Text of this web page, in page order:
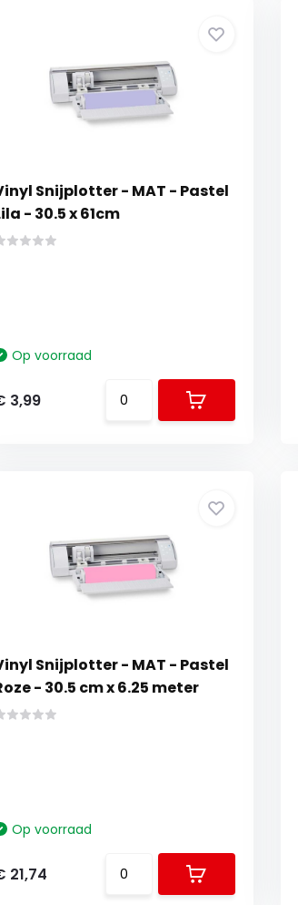
Snijplotter - MAT - Pastel
- 30.5 x 61cm
Op voorraad
3,99
Snijplotter - MAT - Pastel
- 30.5 cm x 6.25 meter
Op voorraad
21,74